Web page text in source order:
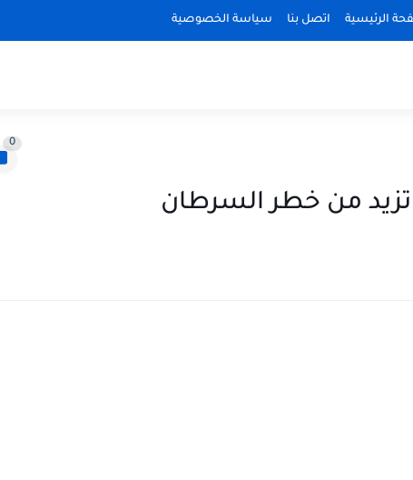
الرئيسية اتصل بنا سياسة الخصوصية
0
من خطر السرطان